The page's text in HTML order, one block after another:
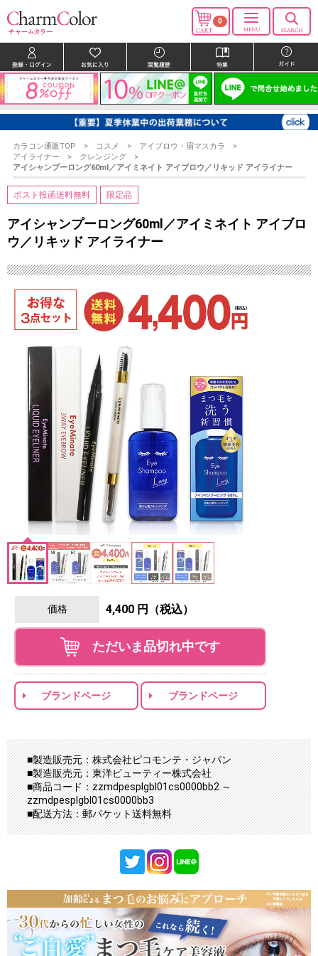
0
カラコン通販TOP コスメ
アイブロウ・眉マスカラ
アイライナー
クレンジング
アイシャンプーロング60ml／アイミネイト アイブロウ／リキッド アイライナー
ポスト投函送料無料 限定品
アイシャンプーロング60ml／アイミネイト アイブロ
ウ／リキッド アイライナー
価格 4,400 円（税込）
ただいま品切れ中です
ブランドページ ブランドページ
■製造販売元：株式会社ピコモンテ・ジャパン
■製造販売元：東洋ビューティー株式会社
■商品コード：zzmdpesplgbl01cs0000bb2 ～
zzmdpesplgbl01cs0000bb3
■配送方法：郵パケット送料無料